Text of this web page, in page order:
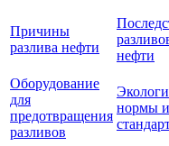
Причины
разлива нефти
нефти
Оборудование
для
предотвращения
разливов
нормы и